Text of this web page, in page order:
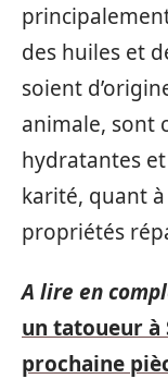
des huiles et
soient
animale, sont
hydratantes
karité, quant
propriétés
A lire en
un tatoueur à
prochaine